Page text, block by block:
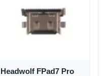
Headwolf FPad7 Pro